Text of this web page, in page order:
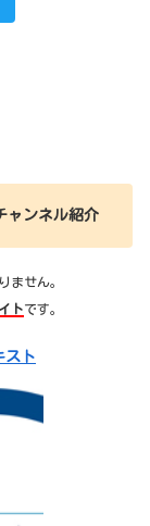
ャンネル紹介
ません。
トです。
スト